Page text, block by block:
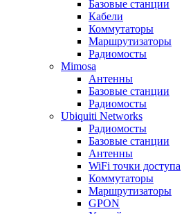
Базовые станции
Кабели
Коммутаторы
Маршрутизаторы
Радиомосты
Mimosa
Антенны
Базовые станции
Радиомосты
Ubiquiti Networks
Радиомосты
Базовые станции
Антенны
WiFi точки доступа
Коммутаторы
Маршрутизаторы
GPON